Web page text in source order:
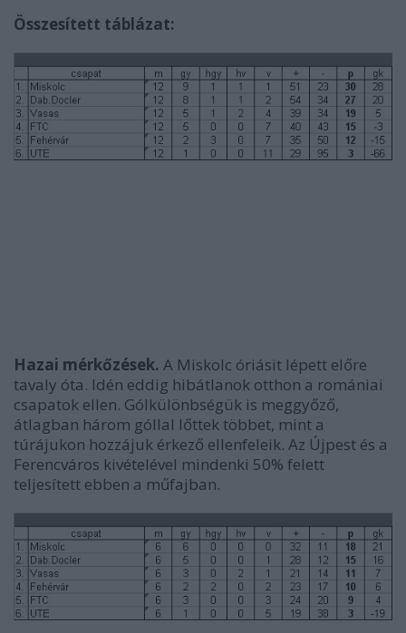
Összesített táblázat:
Hazai mérkőzések. A Miskolc óriásit lépett előre
tavaly óta. Idén eddig hibátlanok otthon a romániai
csapatok ellen. Gólkülönbségük is meggyőző,
átlagban három góllal lőttek többet, mint a
túrájukon hozzájuk érkező ellenfeleik. Az Újpest és a
Ferencváros kivételével mindenki 50% felett
teljesített ebben a műfajban.